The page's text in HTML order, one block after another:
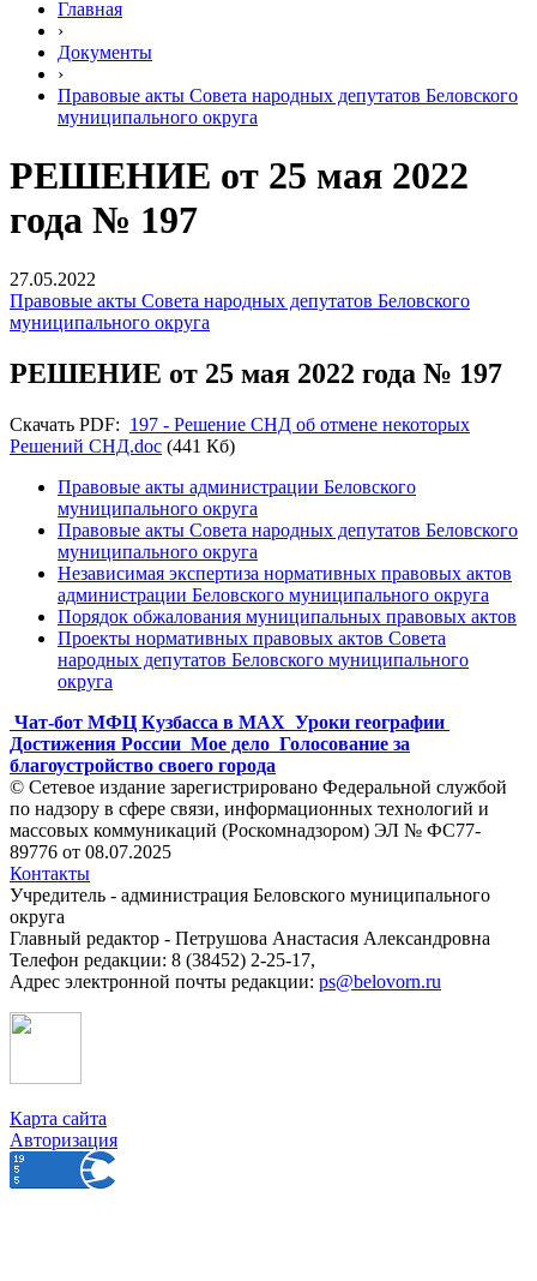
Главная
›
Документы
›
Правовые акты Совета народных депутатов Беловского
муниципального округа
РЕШЕНИЕ от 25 мая 2022
года № 197
27.05.2022
Правовые акты Совета народных депутатов Беловского
муниципального округа
РЕШЕНИЕ от 25 мая 2022 года № 197
Скачать PDF: 197 - Решение СНД об отмене некоторых
Решений СНД.doc (441 Кб)
Правовые акты администрации Беловского
муниципального округа
Правовые акты Совета народных депутатов Беловского
муниципального округа
Независимая экспертиза нормативных правовых актов
администрации Беловского муниципального округа
Порядок обжалования муниципальных правовых актов
Проекты нормативных правовых актов Совета
народных депутатов Беловского муниципального
округа
Чат-бот МФЦ Кузбасса в MAX Уроки географии
Достижения России Мое дело Голосование за
благоустройство своего города
© Сетевое издание зарегистрировано Федеральной службой
по надзору в сфере связи, информационных технологий и
массовых коммуникаций (Роскомнадзором) ЭЛ № ФС77-
89776 от 08.07.2025
Контакты
Учредитель - администрация Беловского муниципального
округа
Главный редактор - Петрушова Анастасия Александровна
Телефон редакции: 8 (38452) 2-25-17,
Адрес электронной почты редакции: ps@belovorn.ru
Карта сайта
Авторизация